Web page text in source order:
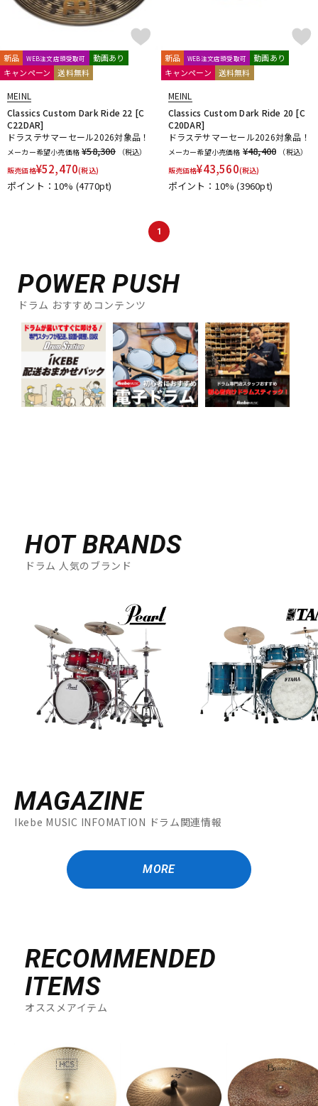
新品 WEB注文店頭受取可
動画あり
キャンペーン
送料無料
MEINL
Classics Custom Dark Ride 22 [C
C22DAR]
ドラステサマーセール2026対象品！
メーカー希望小売価格 ¥58,300
（税込）
販売価格¥52,470(税込)
ポイント：10% (4770pt)
新品 WEB注文店頭受取可
動画あり
キャンペーン
送料無料
MEINL
Classics Custom Dark Ride 20 [C
C20DAR]
ドラステサマーセール2026対象品！
メーカー希望小売価格 ¥48,400
（税込）
販売価格¥43,560(税込)
ポイント：10%(3960pt)
1
POWER PUSH
ドラム おすすめコンテンツ
HOT BRANDS
ドラム 人気のブランド
MAGAZINE
Ikebe MUSIC INFOMATION ドラム関連情報
MORE
RECOMMENDED
ITEMS
オススメアイテム